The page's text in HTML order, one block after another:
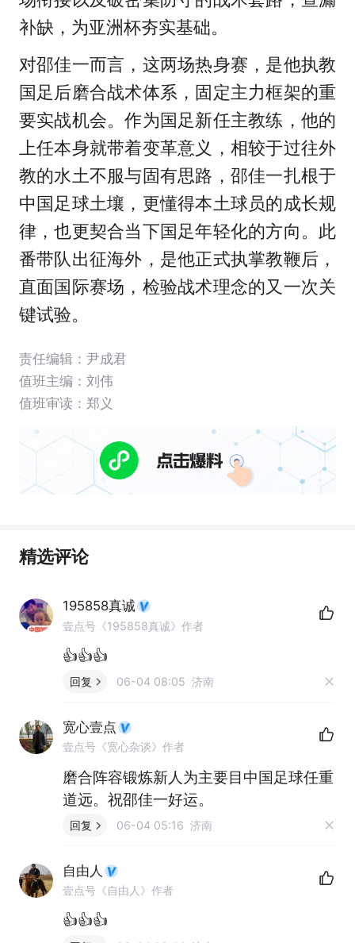
补缺，为亚洲杯夯实基础。
对邵佳一而言，这两场热身赛，是他执教
国足后磨合战术体系，固定主力框架的重
要实战机会。作为国足新任主教练，他的
上任本身就带着变革意义，相较于过往外
教的水土不服与固有思路，邵佳一扎根于
中国足球土壤，更懂得本土球员的成长规
律，也更契合当下国足年轻化的方向。此
番带队出征海外，是他正式执掌教鞭后，
直面国际赛场，检验战术理念的又一次关
键试验。
责任编辑：尹成君
值班主编： 刘伟
值班审读：郑义
精选评论
195858真诚
壹点号《195858真诚》作者
👍👍👍
回复 06-04 08:05 济南
宽心壹点
壹点号《宽心杂谈》作者
磨合阵容锻炼新人为主要目中国足球任重
道远。祝邵佳一好运。
回复 06-04 05:16 济南
自由人
壹点号《自由人》作者
👍👍👍